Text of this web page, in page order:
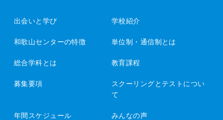
出会いと学び 学校紹介
和歌山センターの特徴 単位制・通信制とは
総合学科とは 教育課程
募集要項
スクーリングとテストについ
て
年間スケジュール みんなの声